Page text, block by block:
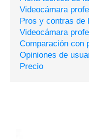
Videocámara
Pros y contras de
Videocámara
Comparación con
Opiniones de
Precio